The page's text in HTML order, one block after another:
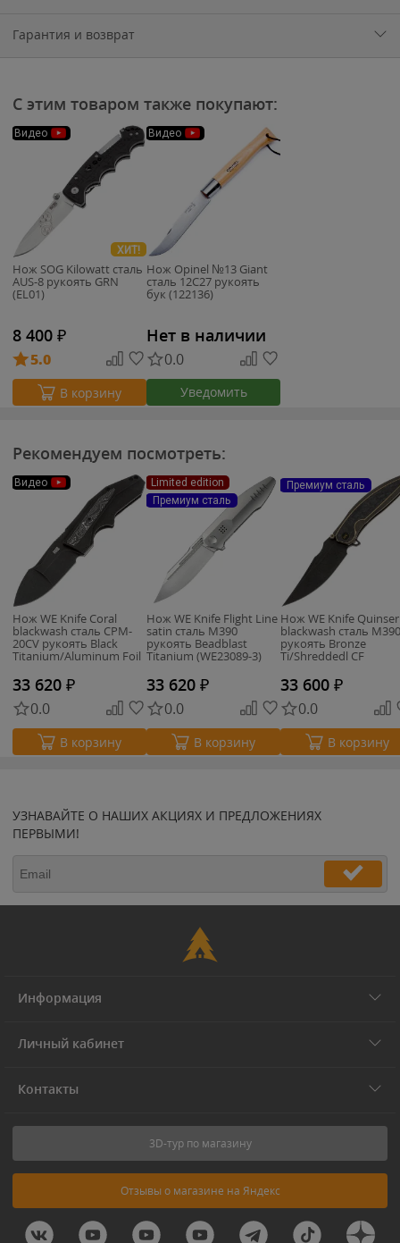
Гарантия и возврат
С этим товаром также покупают:
Видео
ХИТ!
Нож SOG Kilowatt сталь
AUS-8 рукоять GRN
(EL01)
8 400 ₽
5.0
В корзину
Видео
Нож Opinel №13 Giant
сталь 12C27 рукоять
бук (122136)
Нет в наличии
0.0
Уведомить
Рекомендуем посмотреть:
Видео
Нож WE Knife Coral
blackwash сталь CPM-
20CV рукоять Black
Titanium/Aluminum Foil
33 620 ₽
0.0
В корзину
Limited edition
Премиум сталь
Нож WE Knife Flight Line
satin сталь M390
рукоять Beadblast
Titanium (WE23089-3)
33 620 ₽
0.0
В корзину
Премиум сталь
Нож WE Knife
blackwash сталь M390
рукоять Bronze
Ti/Shreddedl CF
33 600 ₽
0.0
В корзину
УЗНАВАЙТЕ О НАШИХ АКЦИЯХ И ПРЕДЛОЖЕНИЯХ
ПЕРВЫМИ!
Информация
Личный кабинет
Контакты
3D-тур по магазину
Отзывы о магазине на Яндекс